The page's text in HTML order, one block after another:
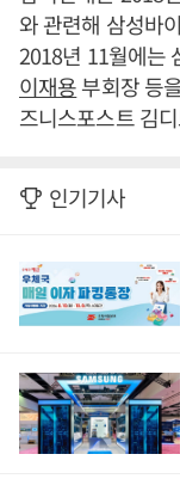
와 관련해 삼성바
2018년 11월에는
이재용부회장 등
즈니스포스트 김
인기기사